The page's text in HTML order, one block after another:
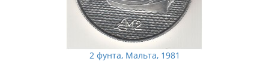
2 фунта, Мальта, 1981